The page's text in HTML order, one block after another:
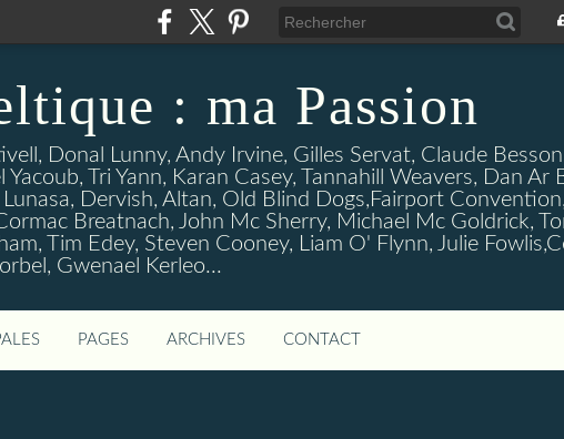
: ma Passion
Donal Lunny, Andy Irvine, Gilles Servat, Claude
Tri Yann, Karan Casey, Tannahill Weavers, Dan Ar
Lunasa, Dervish, Altan, Old Blind Dogs,Fairport
Breatnach, John Mc Sherry, Michael Mc Goldrick,
Tim Edey, Steven Cooney, Liam O' Flynn, Julie
Gwenael Kerleo...
PAGES ARCHIVES CONTACT